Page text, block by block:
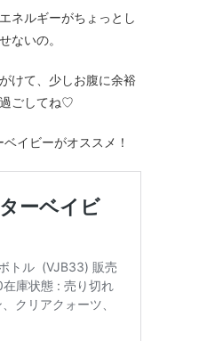
ネルギーがちょっとし
ないの。
けて、少しお腹に余裕
ごしてね♡
イビーがオススメ！